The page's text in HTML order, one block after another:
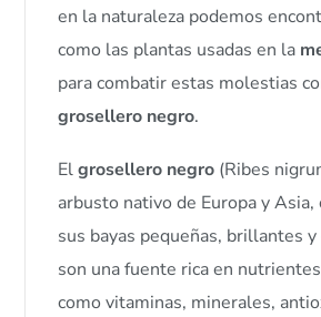
en la naturaleza podemos
como las plantas usadas en la
para combatir estas molestias
grosellero negro.
Elgrosellero negro (Ribes
arbusto nativo de Europa y Asia,
sus bayas pequeñas, brillantes y
son una fuente rica en
como vitaminas, minerales,